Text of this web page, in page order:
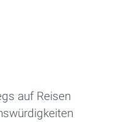
auf Reisen